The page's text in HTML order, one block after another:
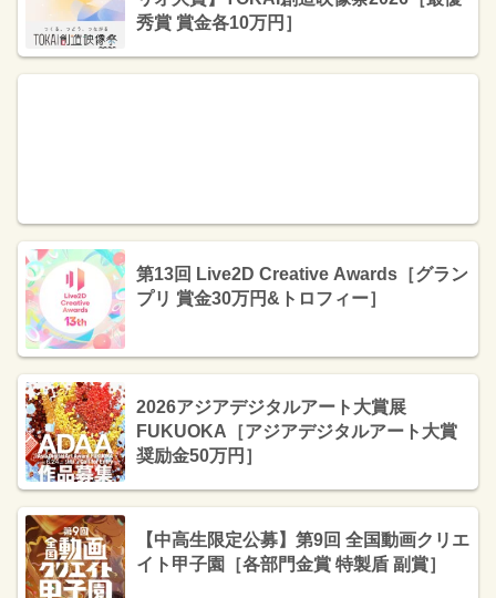
秀賞 賞金各10万円］
第13回 Live2D Creative Awards［グラン
プリ 賞金30万円&トロフィー］
2026アジアデジタルアート大賞展
FUKUOKA［アジアデジタルアート大賞
奨励金50万円］
【中高生限定公募】第9回 全国動画クリエ
イト甲子園［各部門金賞 特製盾 副賞］